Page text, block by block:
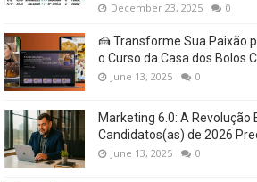
December 23, 2025 0
🍰 Transforme Sua Paixão
o Curso da Casa dos Bolos
June 13, 2025 0
Marketing 6.0: A Revolução
Candidatos(as) de 2026
June 13, 2025 0